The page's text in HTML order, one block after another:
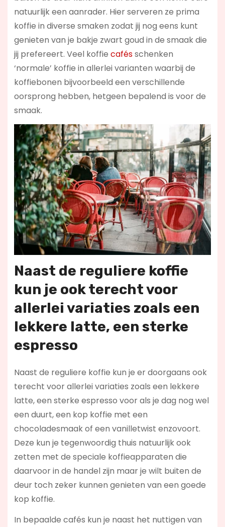
natuurlijk een aanrader. Hier serveren ze prima
koffie in diverse smaken zodat jij nog eens kunt
genieten van je bakje zwart goud in de smaak die
jij prefereert. Veel koffie cafésschenken
‘normale’ koffie in allerlei varianten waarbij de
koffiebonen bijvoorbeeld een verschillende
oorsprong hebben, hetgeen bepalend is voor de
smaak.
Naast de reguliere koffie
kun je ook terecht voor
allerlei variaties zoals een
lekkere latte, een sterke
espresso
Naast de reguliere koffie kun je er doorgaans ook
terecht voor allerlei variaties zoals een lekkere
latte, een sterke espresso voor als je dag nog wel
een duurt, een kop koffie met een
chocoladesmaak of een vanilletwist enzovoort.
Deze kun je tegenwoordig thuis natuurlijk ook
zetten met de speciale koffieapparaten die
daarvoor in de handel zijn maar je wilt buiten de
deur toch zeker kunnen genieten van een goede
kop koffie.
In bepaalde cafés kun je naast het nuttigen van